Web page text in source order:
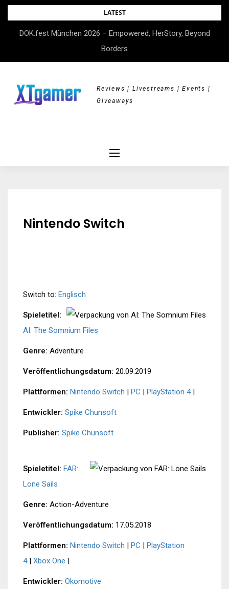
Skip
content
LATEST
DOK.fest München 2026 – Empowered, HerStory, Beyond
Borders
Reviews | Livestreams | Events |
Giveaways
Nintendo Switch
Switch to: Englisch
Spieletitel:
AI: The Somnium Files
Genre: Adventure
Veröffentlichungsdatum: 20.09.2019
Plattformen: Nintendo Switch | PC | PlayStation 4|
Entwickler: Spike Chunsoft
Publisher: Spike Chunsoft
Spieletitel: FAR:
Lone Sails
Genre: Action-Adventure
Veröffentlichungsdatum: 17.05.2018
Plattformen: Nintendo Switch | PC | PlayStation
4| Xbox One |
Entwickler: Okomotive